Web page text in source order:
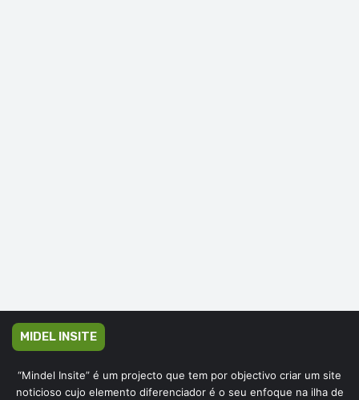
MIDEL INSITE
“Mindel Insite” é um projecto que tem por objectivo criar um site
noticioso cujo elemento diferenciador é o seu enfoque na ilha de